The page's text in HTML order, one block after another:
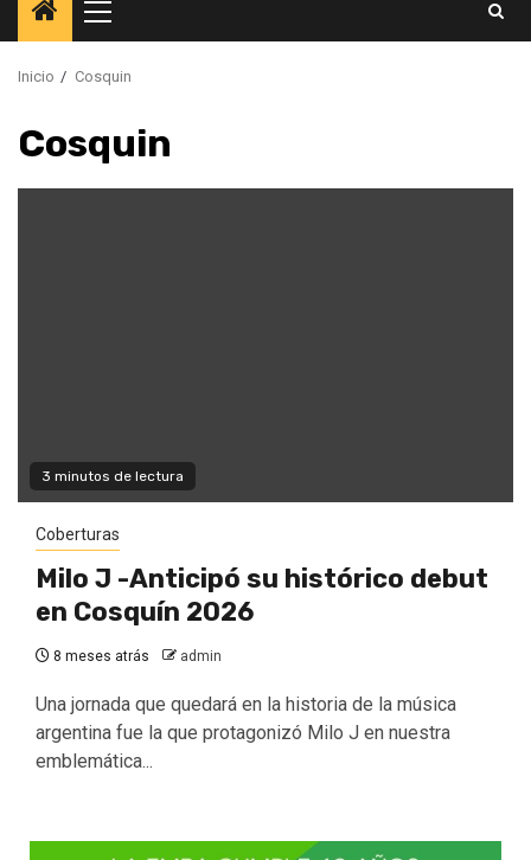
Inicio Cosquin
Cosquin
3 minutos de lectura
Coberturas
Milo J -Anticipó su histórico debut
en Cosquín 2026
8 meses atrás admin
Una jornada que quedará en la historia de la música
argentina fue la que protagonizó Milo J en nuestra
emblemática...